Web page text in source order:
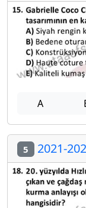
A
5 2021-